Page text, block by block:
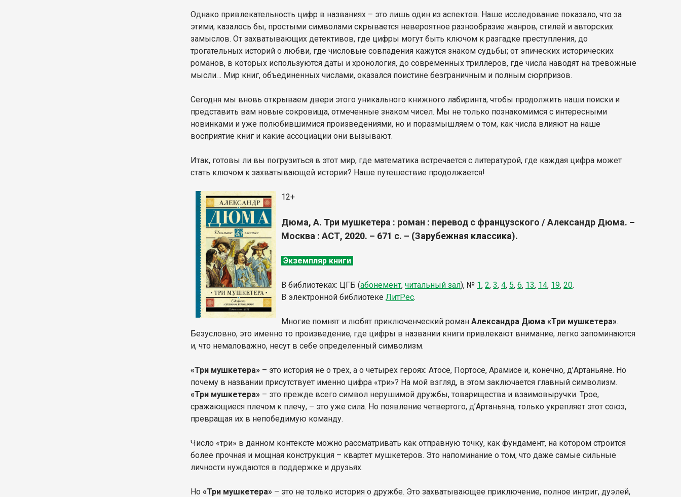
Однако привлекательность цифр в названиях – это лишь один из аспектов. Наше исследование показало, что за
этими, казалось бы, простыми символами скрывается невероятное разнообразие жанров, стилей и авторских
замыслов. От захватывающих детективов, где цифры могут быть ключом к разгадке преступления, до
трогательных историй о любви, где числовые совпадения кажутся знаком судьбы; от эпических исторических
романов, в которых используются даты и хронология, до современных триллеров, где числа наводят на тревожные
мысли… Мир книг, объединенных числами, оказался поистине безграничным и полным сюрпризов.
Сегодня мы вновь открываем двери этого уникального книжного лабиринта, чтобы продолжить наши поиски и
представить вам новые сокровища, отмеченные знаком чисел. Мы не только познакомимся с интересными
новинками и уже полюбившимися произведениями, но и поразмышляем о том, как числа влияют на наше
восприятие книг и какие ассоциации они вызывают.
Итак, готовы ли вы погрузиться в этот мир, где математика встречается с литературой, где каждая цифра может
стать ключом к захватывающей истории? Наше путешествие продолжается!
12+
Дюма, А. Три мушкетера : роман : перевод с французского / Александр Дюма. –
Москва : АСТ, 2020. – 671 с. – (Зарубежная классика).
Экземпляр книги
В библиотеках: ЦГБ (абонемент,читальный зал), № 1,2,3, 4, 5,6, 13, 14, 19,20.
В электронной библиотекеЛитРес.
Многие помнят и любят приключенческий романАлександра Дюма «Три мушкетера».
Безусловно, это именно то произведение, где цифры в названии книги привлекают внимание, легко запоминаются
и, что немаловажно, несут в себе определенный символизм.
«Три мушкетера» – это история не о трех, а о четырех героях: Атосе, Портосе, Арамисе и, конечно, д’Артаньяне. Но
почему в названии присутствует именно цифра «три»? На мой взгляд, в этом заключается главный символизм.
«Три мушкетера» – это прежде всего символ нерушимой дружбы, товарищества и взаимовыручки. Трое,
сражающиеся плечом к плечу, – это уже сила. Но появление четвертого, д’Артаньяна, только укрепляет этот союз,
превращая их в непобедимую команду.
Число «три» в данном контексте можно рассматривать как отправную точку, как фундамент, на котором строится
более прочная и мощная конструкция – квартет мушкетеров. Это напоминание о том, что даже самые сильные
личности нуждаются в поддержке и друзьях.
Но«Три мушкетера» – это не только история о дружбе. Это захватывающее приключение, полное интриг, дуэлей,